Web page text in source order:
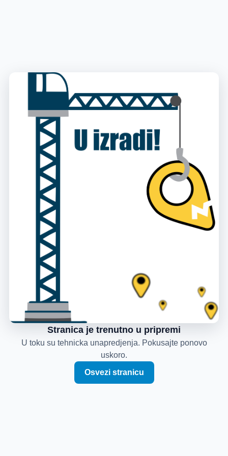
Stranica je trenutno u pripremi
U toku su tehnicka unapredjenja. Pokusajte ponovo
uskoro.
Osvezi stranicu